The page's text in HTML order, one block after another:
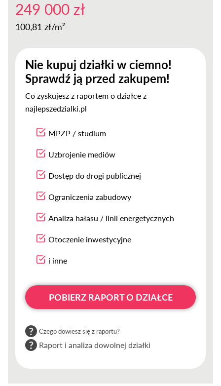
249 000 zł
100,81 zł/m²
Nie kupuj działki w ciemno!
Sprawdź ją przed zakupem!
Co zyskujesz z raportem o działce z
najlepszedzialki.pl
MPZP / studium
Uzbrojenie mediów
Dostęp do drogi publicznej
Ograniczenia zabudowy
Analiza hałasu / linii energetycznych
Otoczenie inwestycyjne
i inne
POBIERZ RAPORT O DZIAŁCE
Czego dowiesz się z raportu?
Raport i analiza dowolnej działki